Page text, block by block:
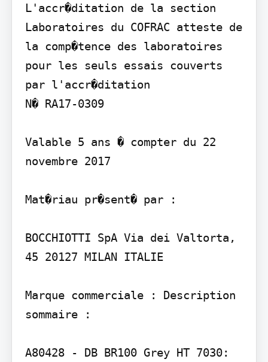
L'accr�ditation de la section
Laboratoires du COFRAC atteste de
la comp�tence des laboratoires
pour les seuls essais couverts
par l'accr�ditation
N� RA17-0309
Valable 5 ans � compter du 22
novembre 2017
Mat�riau pr�sent� par :
BOCCHIOTTI SpA Via dei Valtorta,
45 20127 MILAN ITALIE
Marque commerciale : Description
sommaire :
A80428 - DB BR100 Grey HT 7030: